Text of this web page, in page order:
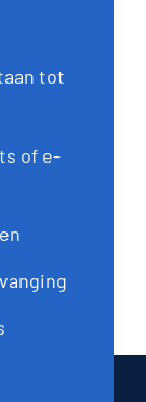
tot
of e-